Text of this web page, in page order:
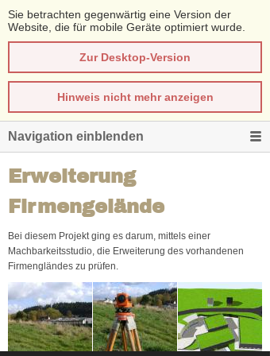
Sie betrachten gegenwärtig eine Version der
Website, die für mobile Geräte optimiert wurde.
Zur Desktop-Version
Hinweis nicht mehr anzeigen
Navigation einblenden
Erweiterung
Firmengelände
Bei diesem Projekt ging es darum, mittels einer
Machbarkeitsstudio, die Erweiterung des vorhandenen
Firmengländes zu prüfen.